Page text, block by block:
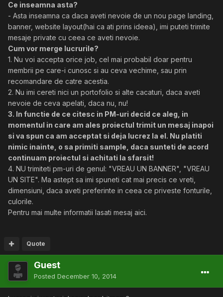
Ce inseamna asta?
- Asta inseamna ca daca aveti nevoie de un nou page landing,
banner, website layout(hai ca ati prins ideea), imi puteti trimite
mesaje private cu ceea ce aveti nevoie.
Cum vor merge lucrurile?
1. Nu voi accepta orice job, cel mai probabil doar pentru
membrii pe care-i cunosc si au ceva vechime, sau prin
recomandare de catre acestia.
2. Nu imi cereti nici un portofolio si alte cacaturi, daca aveti
nevoie de ceva apelati, daca nu, nu!
3. In functie de ce citesc in PM-uri decid ce aleg, in
momentul in care am ales proiectul trimit un mesaj inapoi
si va spun ca am acceptat si deja lucrez la el. Nu platiti
nimic inainte, o sa primiti sample, daca sunteti de acord
continuam proiectul si achitati la sfarsit!
4. NU trimiteti pm-uri de genul: "VREAU UN BANNER", "VREAU
UN SITE". Ma astept sa imi spuneti cat mai precis ce vreti,
dimensiuni, daca aveti preferinte in ceea ce priveste fonturile,
culorile.
Pentru mai multe informatii lasati mesaj aici.
Quote
Guest
Posted December 10, 2014